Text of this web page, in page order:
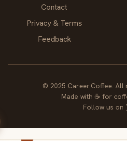
Contact
Privacy & Terms
Feedback
© 2025 Career.Coffee. All
Made with ☕ for
Follow us on